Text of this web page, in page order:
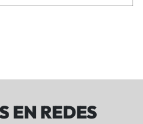
EN REDES